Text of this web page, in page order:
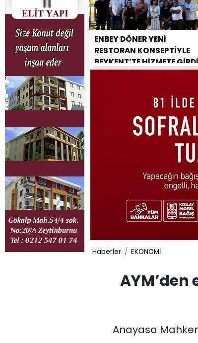
ENBEY DÖNER YENİ
RESTORAN KONSEPTİYLE
BEYKENT’TE HİZMETE GİRDİ
Haberler EKONOMİ
Anayasa